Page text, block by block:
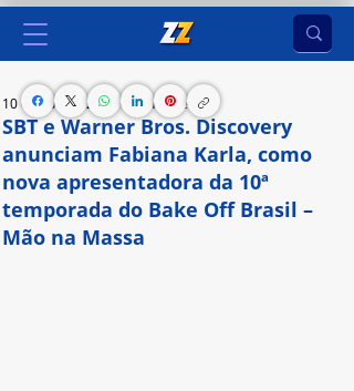
SBT e Warner Bros. Discovery
anunciam Fabiana Karla, como
nova apresentadora da 10ª
temporada do Bake Off Brasil –
Mão na Massa
10 de abr. de 2024 1 min de leitura